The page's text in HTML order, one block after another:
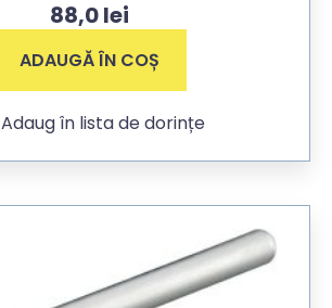
88,0lei
ADAUGĂ ÎN COȘ
Adaug în lista de dorințe